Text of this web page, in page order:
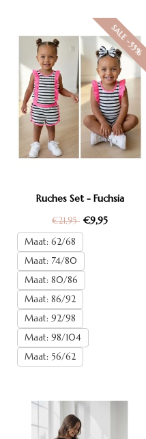
SALE -55%
Ruches Set - Fuchsia
€21,95 €9,95
Maat: 62/68
Maat: 74/80
Maat: 80/86
Maat: 86/92
Maat: 92/98
Maat: 98/104
Maat: 56/62